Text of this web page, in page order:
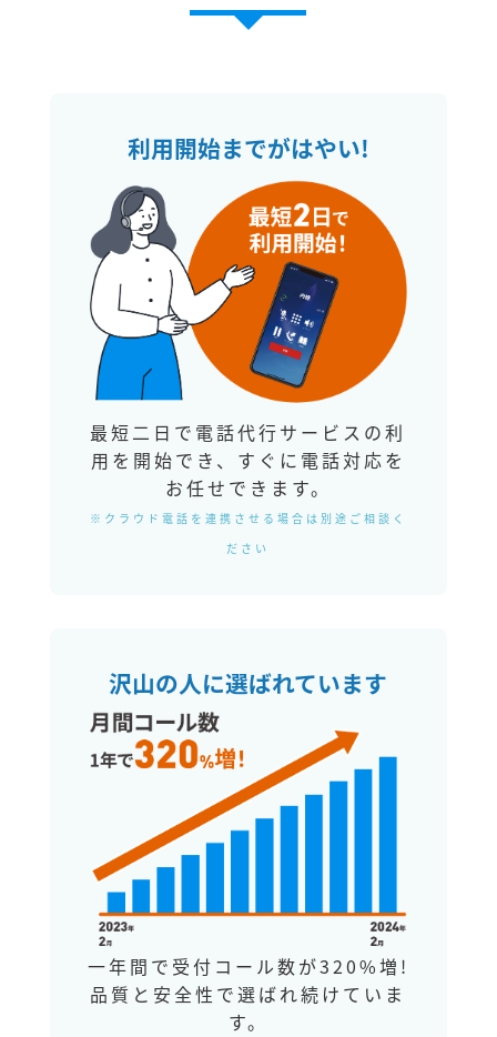
利用開始までがはやい!
最短二日で電話代行サービスの利
用を開始でき、すぐに電話対応を
お任せできます。
※クラウド電話を連携させる場合は別途ご相談く
ださい
沢山の人に選ばれています
一年間で受付コール数が320%増!
品質と安全性で選ばれ続けていま
す。